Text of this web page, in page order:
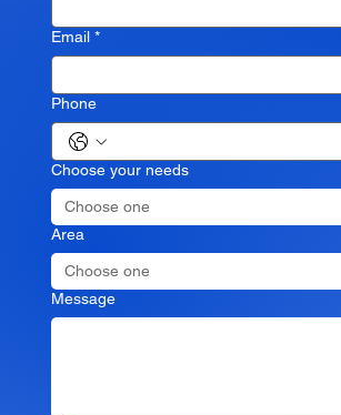
Email *
Phone
Choose your needs
Area
Message